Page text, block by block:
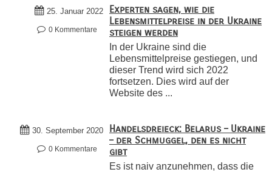
25. Januar 2022
0 Kommentare
Experten sagen, wie die
Lebensmittelpreise in der Ukraine
steigen werden
In der Ukraine sind die
Lebensmittelpreise gestiegen, und
dieser Trend wird sich 2022
fortsetzen. Dies wird auf der
Website des ...
30. September 2020
0 Kommentare
Handelsdreieck: Belarus – Ukraine
– der Schmuggel, den es nicht
gibt
Es ist naiv anzunehmen, dass die